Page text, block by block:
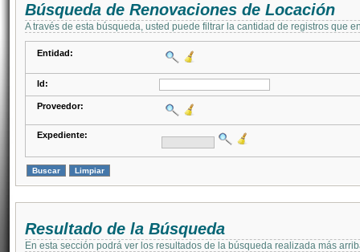
Búsqueda de Renovaciones de Locación
A través de esta búsqueda, usted puede filtrar la cantidad de registros que
Entidad:
Id:
Proveedor:
Expediente:
Resultado de la Búsqueda
En esta sección podrá ver los resultados de la búsqueda realizada más